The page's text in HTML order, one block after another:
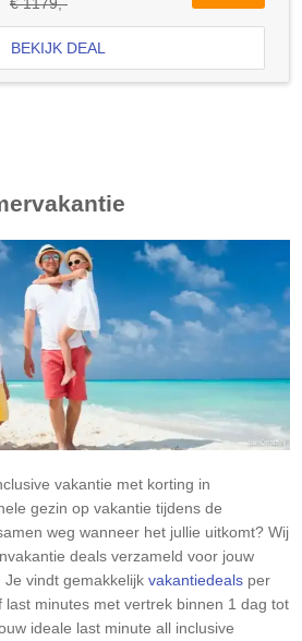
BEKIJK DEAL
vakantie met korting in
gezin op vakantie tijdens de
weg wanneer het jullie uitkomt? Wij
deals verzameld voor jouw
vindt gemakkelijk vakantiedeals per
last minutes met vertrek binnen 1 dag tot
ideale last minute all inclusive